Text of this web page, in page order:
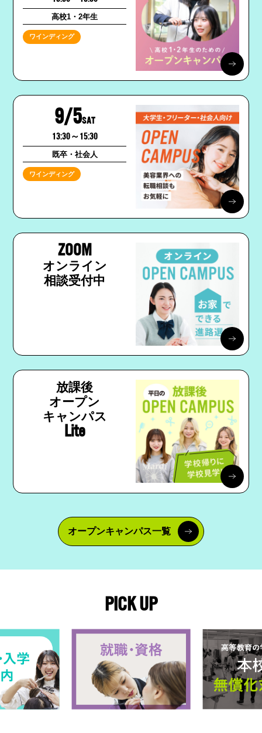
高校1・2年生
ワインディング
9/5SAT
13:30～15:30
既卒・社会人
ワインディング
ZOOM
オンライン
相談受付中
放課後
オープン
キャンパス
Lite
オープンキャンパス一覧
PICK UP